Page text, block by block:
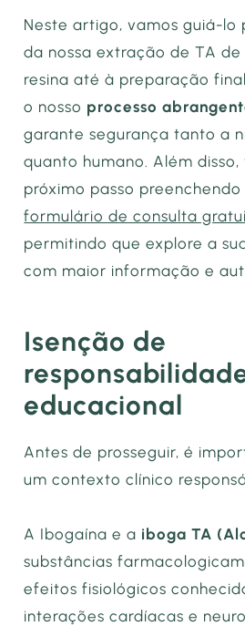
Neste artigo, vamos guiá-lo
da nossa extração de TA
resina até à preparação
o nosso processo
garante segurança tanto a
quanto humano. Além
próximo passo
formulário de consulta
permitindo que explore a
com maior informação e
Isenção de
educacional
Antes de prosseguir, é
um contexto clínico
A Ibogaína e a iboga TA
substâncias
efeitos fisiológicos
interações cardíacas e